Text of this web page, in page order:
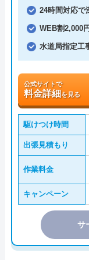
24時間対応で
WEB割2,000
水道局指定工
公式サイトで
料金詳細を見る
駆けつけ時間
出張見積もり
作業料金
キャンペーン
サ